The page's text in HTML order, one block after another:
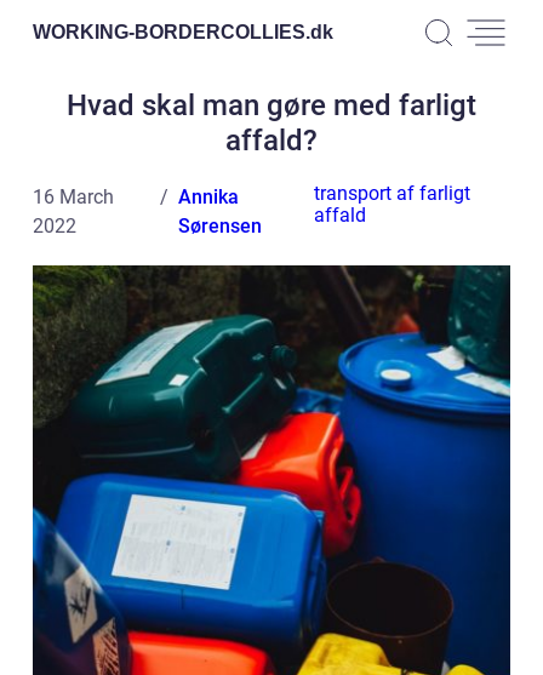
WORKING-BORDERCOLLIES.dk
Hvad skal man gøre med farligt
affald?
16 March
2022
Annika
Sørensen
transport af farligt
affald